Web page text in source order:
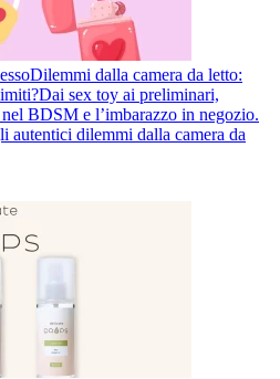
Dilemmi dalla camera da letto:
Dai sex toy ai preliminari,
BDSM e l’imbarazzo in negozio.
autentici dilemmi dalla camera da